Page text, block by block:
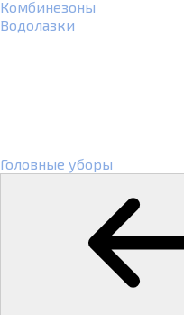
Комбинезоны
Водолазки
Головные уборы